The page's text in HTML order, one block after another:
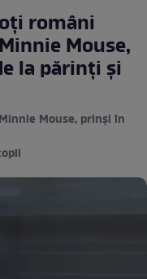
români
Mouse,
la părinți și
Mouse, prinși în